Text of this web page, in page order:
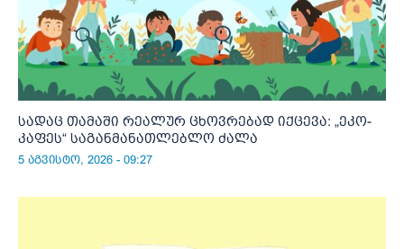
სადაც თამაში რეალურ ცხოვრებად იქცევა: „ეკო-
კაფეს“ საგანმანათლებლო ძალა
5 აგვისტო, 2026 - 09:27